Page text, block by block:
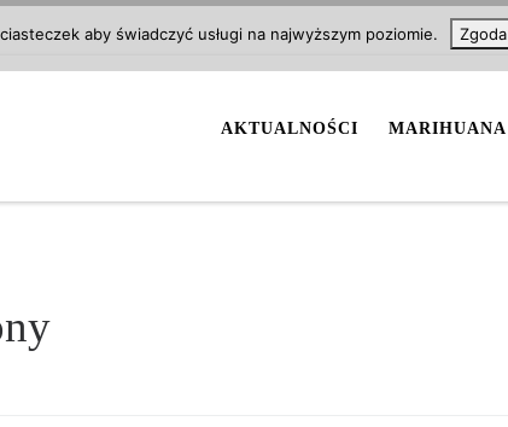
AKTUALNOŚCI MARIHUANA
aby świadczyć usługi na najwyższym poziomie. Zgoda